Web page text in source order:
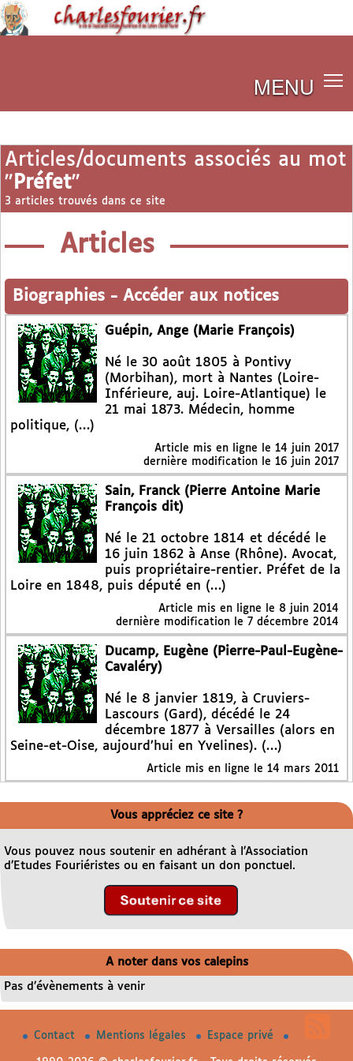
MENU
Articles/documents associés au mot
" Préfet"
3 articles trouvés dans ce site
Articles
Biographies - Accéder aux notices
Guépin, Ange (Marie François)
Né le 30 août 1805 à Pontivy
(Morbihan), mort à Nantes (Loire-
Inférieure, auj. Loire-Atlantique) le
21 mai 1873. Médecin, homme
politique, (…)
Article mis en ligne le 14 juin 2017
dernière modification le 16 juin 2017
Sain, Franck (Pierre Antoine Marie
François dit)
Né le 21 octobre 1814 et décédé le
16 juin 1862 à Anse (Rhône). Avocat,
puis propriétaire-rentier. Préfet de la
Loire en 1848, puis député en (…)
Article mis en ligne le 8 juin 2014
dernière modification le 7 décembre 2014
Ducamp, Eugène (Pierre-Paul-Eugène-
Cavaléry)
Né le 8 janvier 1819, à Cruviers-
Lascours (Gard), décédé le 24
décembre 1877 à Versailles (alors en
Seine-et-Oise, aujourd’hui en Yvelines). (…)
Article mis en ligne le 14 mars 2011
Vous appréciez ce site ?
Vous pouvez nous soutenir en adhérant à l’Association
d’Etudes Fouriéristes ou en faisant un don ponctuel.
A noter dans vos calepins
Pas d’évènements à venir
Contact Mentions légales Espace privé